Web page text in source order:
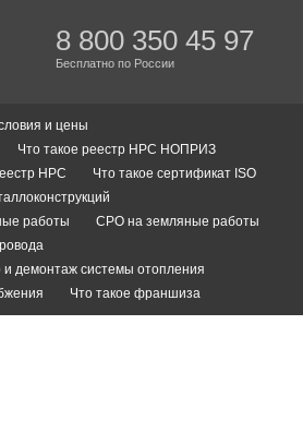
8 800 350 45 97
Бесплатно по России
и цены
Что такое реестр НРС НОПРИЗ
НРС
Что такое сертификат ISO
работы
СРО на земляные работы
демонтаж системы отопления
Что такое франшиза